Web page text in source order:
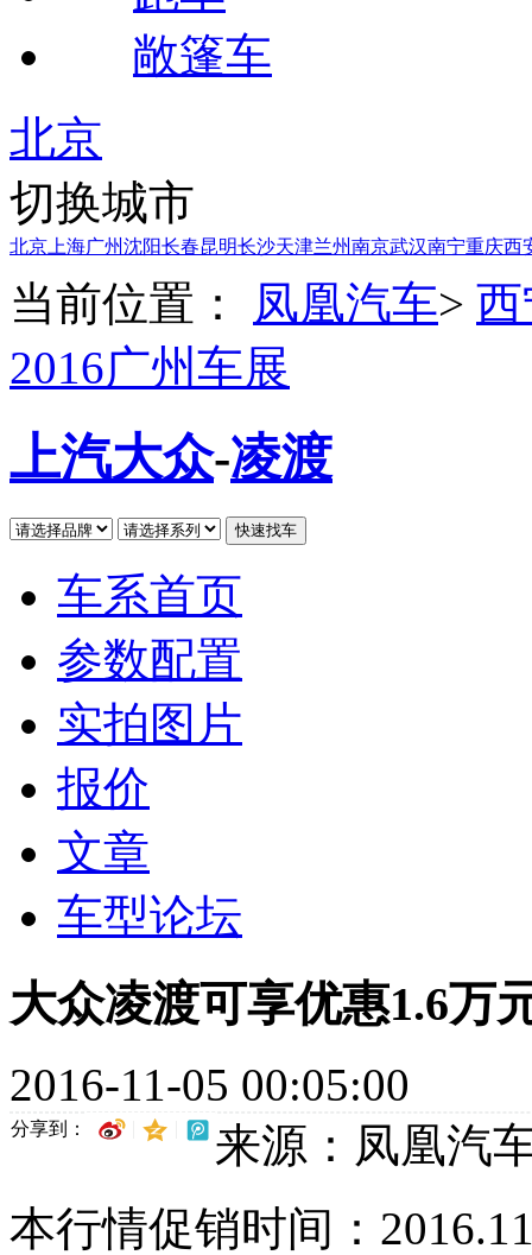
敞篷车
北京
切换城市
北京 上海广州沈阳长春昆明长沙天津兰州南京武汉南宁重庆西
当前位置： 凤凰汽车>
2016广州车展
上汽大众-凌渡
车系首页
参数配置
实拍图片
报价
文章
车型论坛
大众凌渡可享优惠1.6万
2016-11-05 00:05:00
分享到：
来源：凤凰汽
本行情促销时间：